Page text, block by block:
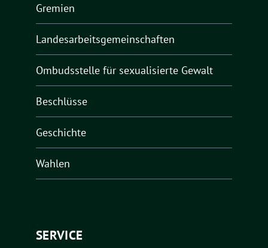
Gremien
Landesarbeitsgemeinschaften
Ombudsstelle für sexualisierte Gewalt
Beschlüsse
Geschichte
Wahlen
SERVICE